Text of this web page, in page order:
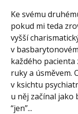
Ke svému
pokud mi teda
vyšší
v
každého
ruky a úsměvem.
v ksichtu
u něj začínal jako
“jen”...